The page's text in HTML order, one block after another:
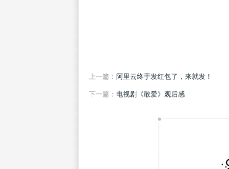
上一篇： 阿里云终于发红包了，来就发！
下一篇： 电视剧《敢爱》观后感